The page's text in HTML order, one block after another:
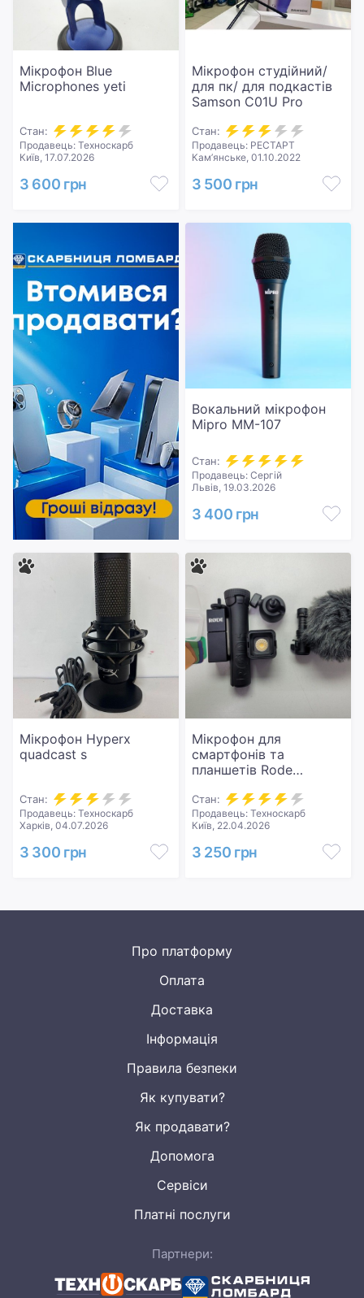
Мікрофон Blue
Microphones yeti
Стан:
Продавець: Техноскарб
Київ, 17.07.2026
3 600 грн
Мікрофон студійний/
для пк/ для подкастів
Samson C01U Pro
Стан:
Продавець: РЕСТАРТ
Кам’янське, 01.10.2022
3 500 грн
Вокальний мікрофон
Mipro MM-107
Стан:
Продавець: Сергій
Львів, 19.03.2026
3 400 грн
Мікрофон Hyperx
quadcast s
Стан:
Продавець: Техноскарб
Харків, 04.07.2026
3 300 грн
Мікрофон для
смартфонів та
планшетів Rode
Стан:
Продавець: Техноскарб
Київ, 22.04.2026
3 250 грн
Про платформу
Оплата
Доставка
Інформація
Правила безпеки
Як купувати?
Як продавати?
Допомога
Сервіси
Платні послуги
Партнери: